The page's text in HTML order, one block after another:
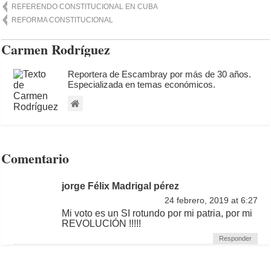
REFERENDO CONSTITUCIONAL EN CUBA
REFORMA CONSTITUCIONAL
Carmen Rodríguez
Reportera de Escambray por más de 30 años.
Especializada en temas económicos.
Comentario
jorge Félix Madrigal pérez
24 febrero, 2019 at 6:27
Mi voto es un SI rotundo por mi patria, por mi
REVOLUCIÓN !!!!!
Responder